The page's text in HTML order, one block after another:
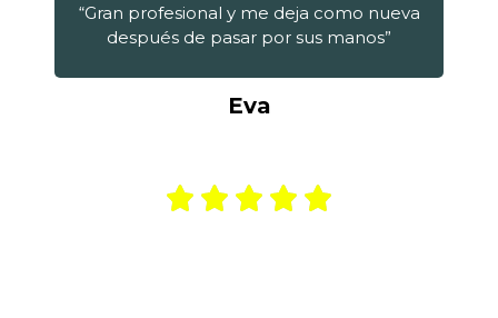
“Gran profesional y me deja como nueva
después de pasar por sus manos”
Eva